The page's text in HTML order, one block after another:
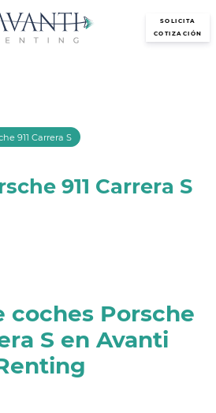
SOLICITA
COTIZACIÓN
911 Carrera S
911 Carrera S
coches Porsche
S en Avanti